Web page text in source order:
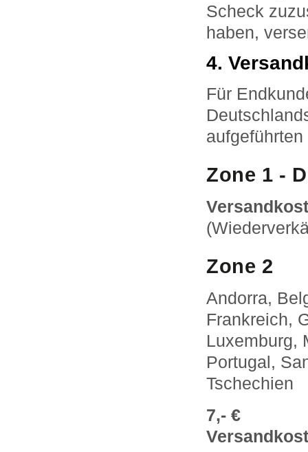
Scheck
haben,
4.
Für
Zone 1 -
Zone 2
Andorra,
Frankreich,
Luxemburg,
Portugal,
Tschechien
7,- €